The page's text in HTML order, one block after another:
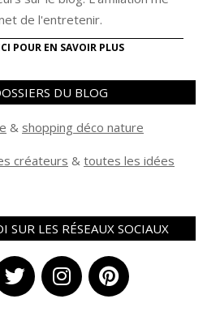
de l'entretenir.
POUR EN SAVOIR PLUS
DU BLOG
& shopping déco nature
créateurs & toutes les idées
SUR LES RÉSEAUX SOCIAUX